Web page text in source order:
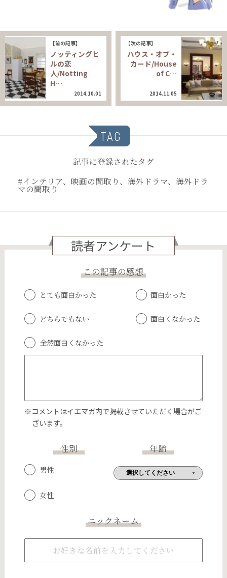
【前の記事】
ノッティングヒ
ルの恋
人/Notting
H…
2014.10.01
【次の記事】
ハウス・オブ・
カード/House
of C…
2014.11.05
TAG
記事に登録されたタグ
#インテリア、映画の間取り、海外ドラマ、海外ドラ
マの間取り
読者アンケート
この記事の感想
とても面白かった 面白かった
どちらでもない 面白くなかった
全然面白くなかった
※コメントはイエマガ内で掲載させていただく場合がご
ざいます。
性別
男性
女性
年齢
ニックネーム